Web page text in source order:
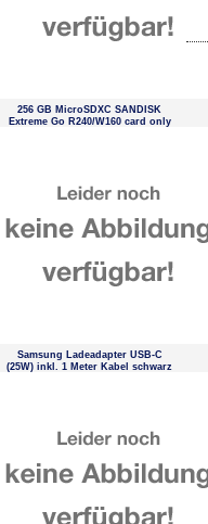
256 GB MicroSDXC SANDISK
Extreme Go R240/W160 card only
Samsung Ladeadapter USB-C
(25W) inkl. 1 Meter Kabel schwarz